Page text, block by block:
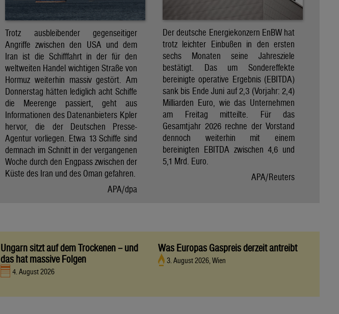
Trotz ausbleibender gegenseitiger
Angriffe zwischen den USA und dem
Iran ist die Schifffahrt in der für den
weltweiten Handel wichtigen Straße von
Hormuz weiterhin massiv gestört. Am
Donnerstag hätten lediglich acht Schiffe
die Meerenge passiert, geht aus
Informationen des Datenanbieters Kpler
hervor, die der Deutschen Presse-
Agentur vorliegen. Etwa 13 Schiffe sind
demnach im Schnitt in der vergangenen
Woche durch den Engpass zwischen der
Küste des Iran und des Oman gefahren.
APA/dpa
Der deutsche Energiekonzern EnBW hat
trotz leichter Einbußen in den ersten
sechs Monaten seine Jahresziele
bestätigt. Das um Sondereffekte
bereinigte operative Ergebnis (EBITDA)
sank bis Ende Juni auf 2,3 (Vorjahr: 2,4)
Milliarden Euro, wie das Unternehmen
am Freitag mitteilte. Für das
Gesamtjahr 2026 rechne der Vorstand
dennoch weiterhin mit einem
bereinigten EBITDA zwischen 4,6 und
5,1 Mrd. Euro.
APA/Reuters
Ungarn sitzt auf dem Trockenen – und
das hat massive Folgen
4. August 2026
Was Europas Gaspreis derzeit antreibt
3. August 2026, Wien